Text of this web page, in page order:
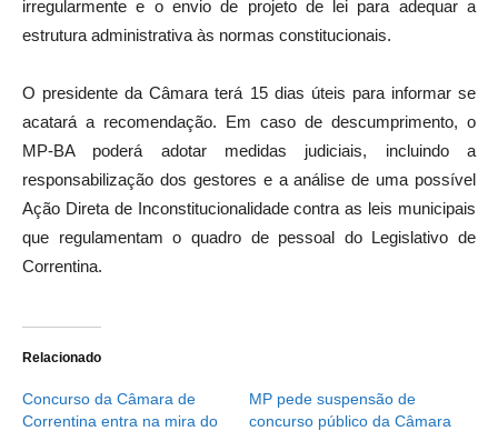
irregularmente e o envio de projeto de lei para adequar a
estrutura administrativa às normas constitucionais.
O presidente da Câmara terá 15 dias úteis para informar se
acatará a recomendação. Em caso de descumprimento, o
MP-BA poderá adotar medidas judiciais, incluindo a
responsabilização dos gestores e a análise de uma possível
Ação Direta de Inconstitucionalidade contra as leis municipais
que regulamentam o quadro de pessoal do Legislativo de
Correntina.
Relacionado
Concurso da Câmara de
Correntina entra na mira do
MP pede suspensão de
concurso público da Câmara